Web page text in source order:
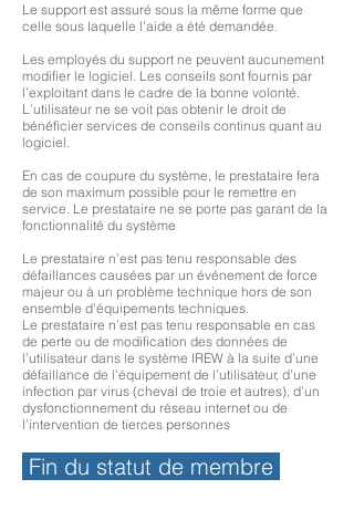
Le support est assuré sous la même forme que
celle sous laquelle l’aide a été demandée.
Les employés du support ne peuvent aucunement
modifier le logiciel. Les conseils sont fournis par
l’exploitant dans le cadre de la bonne volonté.
L’utilisateur ne se voit pas obtenir le droit de
bénéficier services de conseils continus quant au
logiciel.
En cas de coupure du système, le prestataire fera
de son maximum possible pour le remettre en
service. Le prestataire ne se porte pas garant de la
fonctionnalité du système
Le prestataire n’est pas tenu responsable des
défaillances causées par un événement de force
majeur ou à un problème technique hors de son
ensemble d’équipements techniques.
Le prestataire n’est pas tenu responsable en cas
de perte ou de modification des données de
l’utilisateur dans le système IREW à la suite d’une
défaillance de l’équipement de l’utilisateur, d’une
infection par virus (cheval de troie et autres), d’un
dysfonctionnement du réseau internet ou de
l’intervention de tierces personnes
Fin du statut de membre